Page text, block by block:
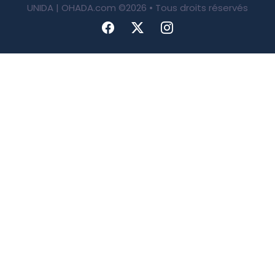
UNIDA | OHADA.com ©2026 • Tous droits réservés